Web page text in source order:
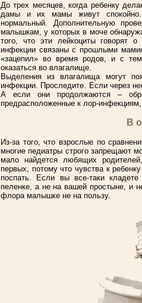
До трех месяцев, когда ребенку
дамы и их мамы живут
нормальный. Дополнительную
малышкам, у которых в моче
того, что эти лейкоциты говорят
инфекции связаны с прошлыми
«зацепил» во время родов, и с
оказаться во влагалище.
Выделения из влагалища могут
инфекции. Проследите. Если через
А если они продолжаются –
предрасположенные к лор-
В
Из-за того, что взрослые по
многие педиатры строго запрещают
мало найдется любящих
первых, потому что чувства к
поспать. Если вы все-таки
пеленке, а не на вашей простыне, и
флора малышке не на пользу.